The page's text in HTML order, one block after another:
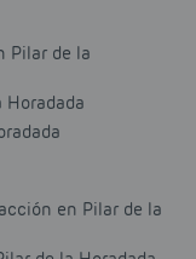
Pilar de la
Horadada
en Pilar de la